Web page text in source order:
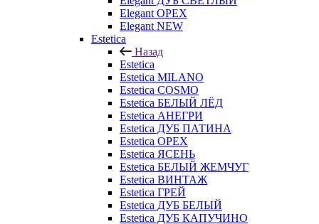
Elegant ОРЕХ
Elegant NEW
Estetica
Назад
Estetica
Estetica MILANO
Estetica COSMO
Estetica БЕЛЫЙ ЛЁД
Estetica АНЕГРИ
Estetica ДУБ ПАТИНА
Estetica ОРЕХ
Estetica ЯСЕНЬ
Estetica БЕЛЫЙ ЖЕМЧУГ
Estetica ВИНТАЖ
Estetica ГРЕЙ
Estetica ДУБ БЕЛЫЙ
Estetica ДУБ КАПУЧИНО